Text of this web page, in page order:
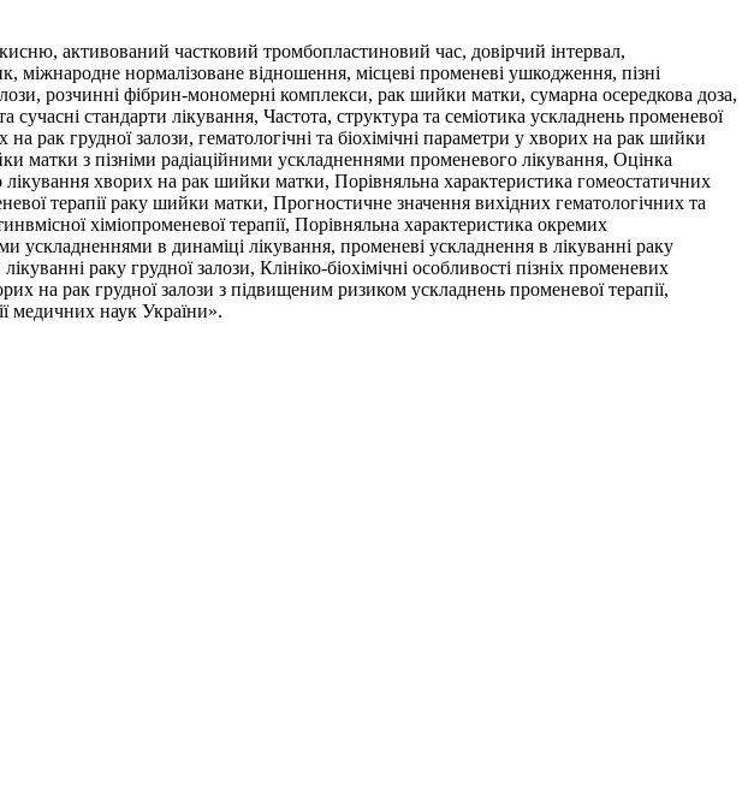
активований частковий тромбопластиновий час, довірчий інтервал,
міжнародне нормалізоване відношення, місцеві променеві ушкодження, пізні
розчинні фібрин-мономерні комплекси, рак шийки матки, сумарна осередкова доза,
сучасні стандарти лікування, Частота, структура та семіотика ускладнень променевої
рак грудної залози, гематологічні та біохімічні параметри у хворих на рак шийки
матки з пізніми радіаційними ускладненнями променевого лікування, Оцінка
лікування хворих на рак шийки матки, Порівняльна характеристика гомеостатичних
терапії раку шийки матки, Прогностичне значення вихідних гематологічних та
хіміопроменевої терапії, Порівняльна характеристика окремих
ускладненнями в динаміці лікування, променеві ускладнення в лікуванні раку
раку грудної залози, Клініко-біохімічні особливості пізніх променевих
на рак грудної залози з підвищеним ризиком ускладнень променевої терапії,
медичних наук України».